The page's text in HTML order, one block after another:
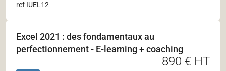
ref IUEL12
Excel 2021 : des fondamentaux au
perfectionnement - E-learning + coaching
890 € HT